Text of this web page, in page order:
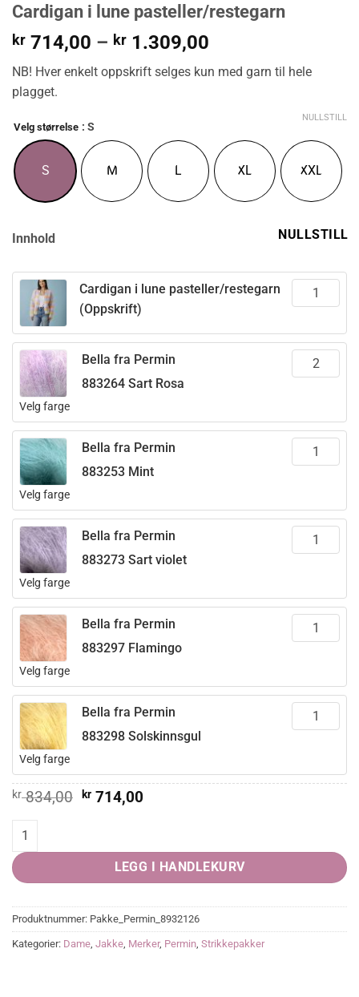
Cardigan i lune pasteller/restegarn
kr 714,00 – kr 1.309,00
kr 714,00
til
NB! Hver enkelt oppskrift selges kun med garn til hele
plagget.
Velg størrelse : S
S M L XL XXL
NULLSTILL
Innhold NULLSTILL
Cardigan i lune pasteller/restegarn
(Oppskrift)
Velg farge
Bella fra Permin
883264 Sart Rosa
Velg farge
Bella fra Permin
883253 Mint
Velg farge
Bella fra Permin
883273 Sart violet
Velg farge
Bella fra Permin
883297 Flamingo
Velg farge
Bella fra Permin
883298 Solskinnsgul
kr834,00 Opprinnelig
kr714,00Nåværende
Cardigan i lune pasteller/restegarn quantity
LEGG I HANDLEKURV
Produktnummer: Pakke_Permin_8932126
Kategorier: Dame Jakke Merker, Permin Strikkepakker